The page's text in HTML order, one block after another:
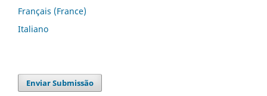
Français (France)
Italiano
Enviar Submissão